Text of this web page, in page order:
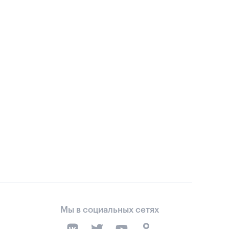
Мы в социальных сетях